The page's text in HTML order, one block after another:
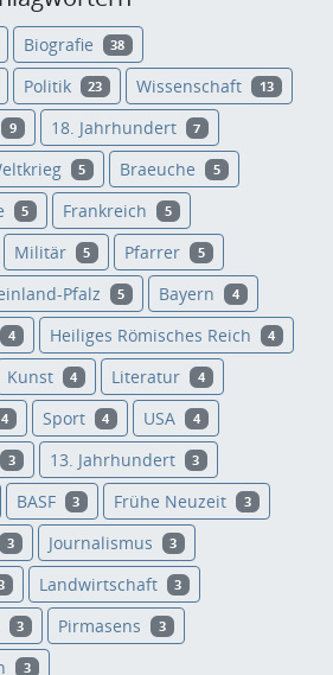
Biografie 38
Politik 23 Wissenschaft 13
9 18. Jahrhundert 7
5 Braeuche 5
5 Frankreich 5
Militär 5 Pfarrer 5
Pfalz 5 Bayern 4
4 Heiliges Römisches Reich 4
Kunst 4 Literatur 4
4 Sport 4 USA 4
3 13. Jahrhundert 3
BASF 3 Frühe Neuzeit 3
3 Journalismus 3
Landwirtschaft 3
3 Pirmasens 3
3